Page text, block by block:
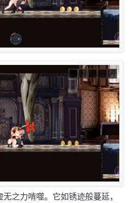
之力啃噬。它如锈迹般蔓延，